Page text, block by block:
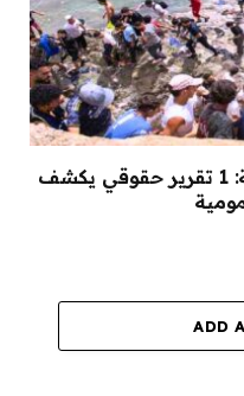
موجة العبور الجماعي إلى سبتة: 1 تقرير حقوقي يكشف
ADD